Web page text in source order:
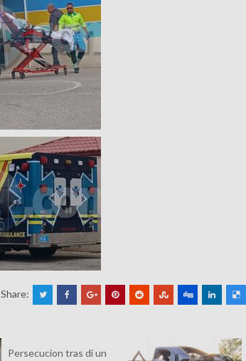
Share:
Persecucion tras di un